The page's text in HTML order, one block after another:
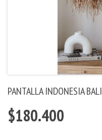
PANTALLA INDONESIA BALI
$180.400